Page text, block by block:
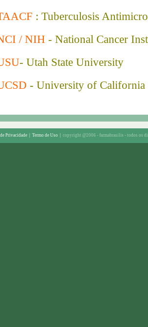
: Tuberculosis
/ NIH - National Cancer
- Utah State University
- University of California
Privacidade Termo de Uso copyright @2006 - farmabrasilis - todos os